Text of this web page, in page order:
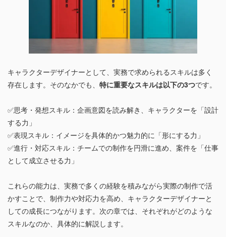
キャラクターデザイナーとして、実務で求められるスキルは多く
存在します。そのなかでも、 特に重要なスキルは以下の3つです。
✅思考・発想スキル：企画意図を読み解き、キャラクターを「設計
する力」
✅表現スキル：イメージを具体的かつ魅力的に「形にする力」
✅進行・対応スキル：チームでの制作を円滑に進め、案件を「仕事
として成立させる力」
これらの能力は、実務で多くの経験を積みながら実際の制作で活
かすことで、制作力や対応力を高め、キャラクターデザイナーと
しての成長につながります。次の章では、それぞれがどのような
スキルなのか、具体的に解説します。